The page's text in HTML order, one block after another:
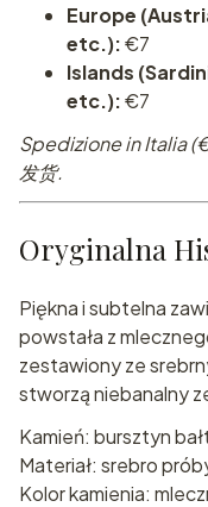
Europe
etc.):€7
Islands
etc.):€7
Spedizione in Italia
发货.
Oryginalna
Piękna i subtelna
powstała z
zestawiony ze
stworzą niebanalny
Kamień: bursztyn
Materiał: srebro
Kolor kamienia: